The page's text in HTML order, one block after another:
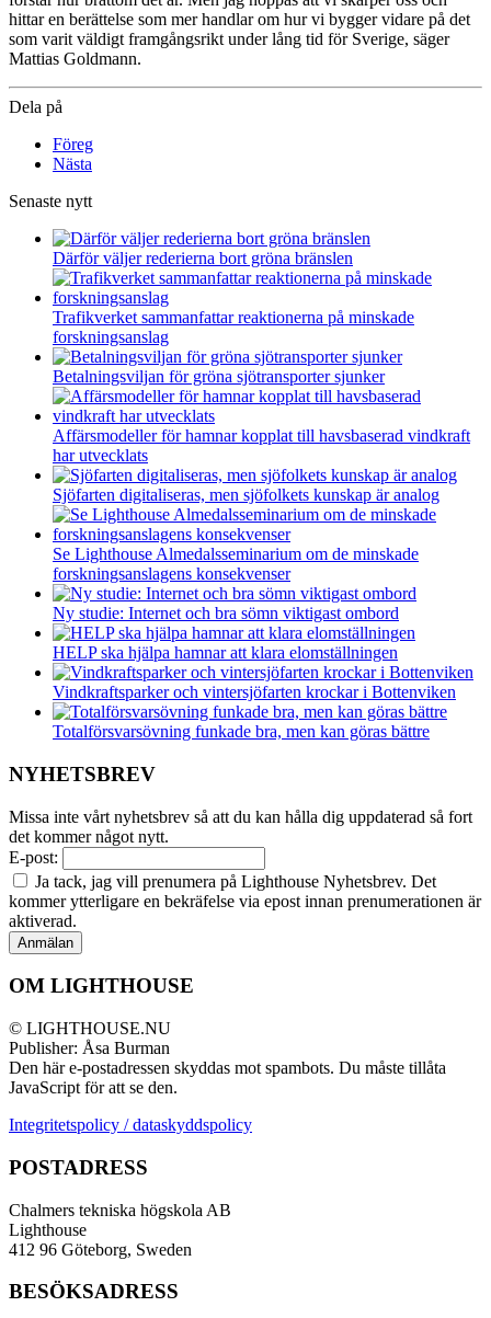
hittar en berättelse som mer handlar om hur vi bygger vidare på det
som varit väldigt framgångsrikt under lång tid för Sverige, säger
Mattias Goldmann.
Dela på
Föreg
Nästa
Senaste nytt
Därför väljer rederierna bort gröna bränslen
Trafikverket sammanfattar reaktionerna på minskade
forskningsanslag
Betalningsviljan för gröna sjötransporter sjunker
Affärsmodeller för hamnar kopplat till havsbaserad vindkraft
har utvecklats
Sjöfarten digitaliseras, men sjöfolkets kunskap är analog
Se Lighthouse Almedalsseminarium om de minskade
forskningsanslagens konsekvenser
Ny studie: Internet och bra sömn viktigast ombord
HELP ska hjälpa hamnar att klara elomställningen
Vindkraftsparker och vintersjöfarten krockar i Bottenviken
Totalförsvarsövning funkade bra, men kan göras bättre
NYHETSBREV
Missa inte vårt nyhetsbrev så att du kan hålla dig uppdaterad så fort
det kommer något nytt.
E-post:
Ja tack, jag vill prenumera på Lighthouse Nyhetsbrev. Det
kommer ytterligare en bekräfelse via epost innan prenumerationen är
aktiverad.
OM LIGHTHOUSE
© LIGHTHOUSE.NU
Publisher: Åsa Burman
Den här e-postadressen skyddas mot spambots. Du måste tillåta
JavaScript för att se den.
Integritetspolicy / dataskyddspolicy
POSTADRESS
Chalmers tekniska högskola AB
Lighthouse
412 96 Göteborg, Sweden
BESÖKSADRESS